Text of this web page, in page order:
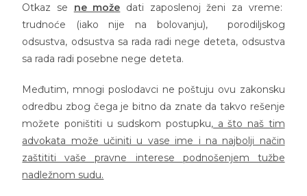
Otkaz se ne može dati zaposlenoj ženi za vreme:
trudnoće (iako nije na bolovanju), porodiljskog
odsustva, odsustva sa rada radi nege deteta, odsustva
sa rada radi posebne nege deteta.
Međutim, mnogi poslodavci ne poštuju ovu zakonsku
odredbu zbog čega je bitno da znate da takvo rešenje
možete poništiti u sudskom postupku, a što naš tim
advokata može učiniti u vase ime i na najbolji način
zaštititi vaše pravne interese podnošenjem tužbe
nadležnom sudu.